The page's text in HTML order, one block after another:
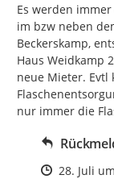
Es werden
im bzw neben
Beckerskamp,
Haus Weidkamp
neue Mieter.
nur immer die
Zeitpunkt
28. Juli